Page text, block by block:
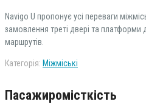
Navigo U пропонує усі переваги
замовлення треті двері та платформи
маршрутів.
Категорія: Міжміські
Пасажиромісткість